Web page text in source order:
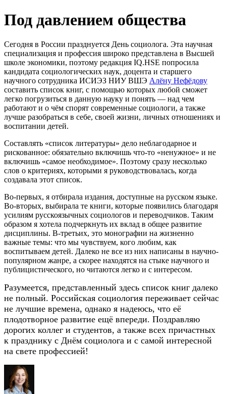
Под давлением общества
Сегодня в России празднуется День социолога. Эта научная
специализация и профессия широко представлена в Высшей
школе экономики, поэтому редакция IQ.HSE попросила
кандидата социологических наук, доцента и старшего
научного сотрудника ИСИЭЗ НИУ ВШЭ Алёну Нефёдову
составить список книг, с помощью которых любой сможет
легко погрузиться в данную науку и понять — над чем
работают и о чём спорят современные социологи, а также
лучше разобраться в себе, своей жизни, личных отношениях и
воспитании детей.
Составлять «список литературы» дело неблагодарное и
рискованное: обязательно включишь что-то «ненужное» и не
включишь «самое необходимое». Поэтому сразу несколько
слов о критериях, которыми я руководствовалась, когда
создавала этот список.
Во-первых, я отбирала издания, доступные на русском языке.
Во-вторых, выбирала те книги, которые появились благодаря
усилиям русскоязычных социологов и переводчиков. Таким
образом я хотела подчеркнуть их вклад в общее развитие
дисциплины. В-третьих, это монографии на жизненно
важные темы: что мы чувствуем, кого любим, как
воспитываем детей. Далеко не все из них написаны в научно-
популярном жанре, а скорее находятся на стыке научного и
публицистического, но читаются легко и с интересом.
Разумеется, представленный здесь список книг далеко
не полный. Российская социология переживает сейчас
не лучшие времена, однако я надеюсь, что её
плодотворное развитие ещё впереди. Поздравляю
дорогих коллег и студентов, а также всех причастных
к празднику с Днём социолога и с самой интересной
на свете профессией!